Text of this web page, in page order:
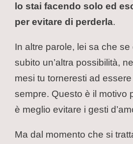
lo stai facendo solo ed
per evitare di perderla.
In altre parole, lei sa che
subito un’altra possibilità,
mesi tu torneresti ad
sempre. Questo è il motivo
è meglio evitare i gesti
Ma dal momento che si